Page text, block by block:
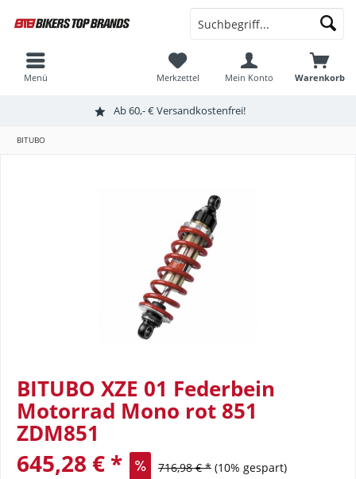
Ab 60,- € Versandkostenfrei!
Warenkorb
Merkzettel Mein Konto
Menü
BITUBO
BITUBO XZE 01 Federbein
Motorrad Mono rot 851
ZDM851
645,28 € * 716,98 € * (10% gespart)